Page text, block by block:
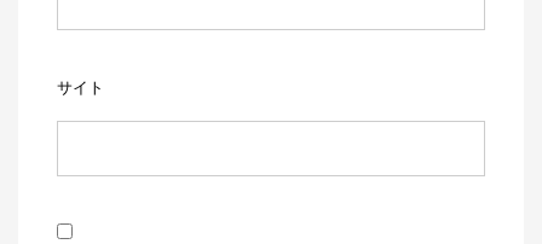
サイト